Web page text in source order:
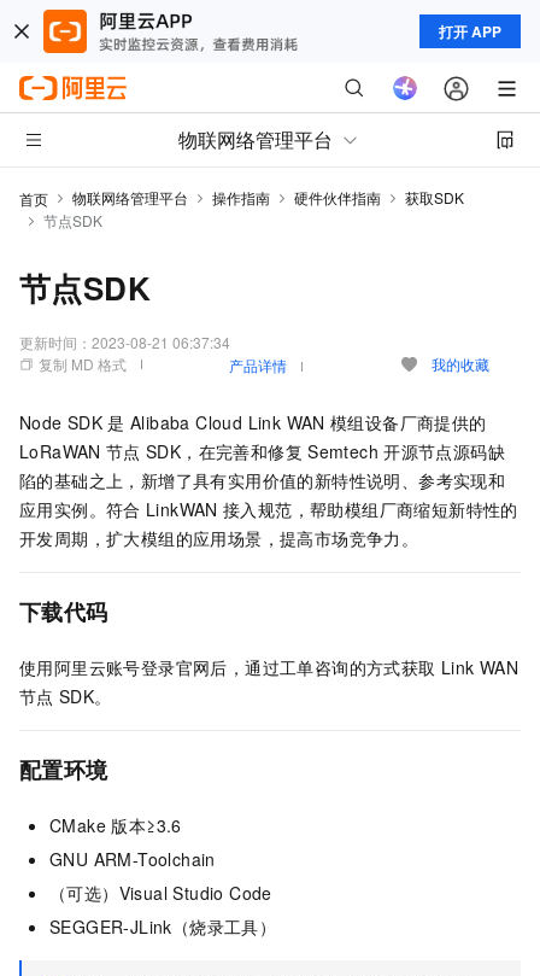
打开 APP
物联网络管理平台
首页 物联网络管理平台 操作指南 硬件伙伴指南
获取SDK
节点SDK
节点SDK
更新时间： 2023-08-21 06:37:34
复制 MD 格式
产品详情 我的收藏
Node SDK 是 Alibaba Cloud Link WAN 模组设备厂商提供的
LoRaWAN 节点 SDK，在完善和修复 Semtech 开源节点源码缺
陷的基础之上，新增了具有实用价值的新特性说明、参考实现和
应用实例。符合 LinkWAN 接入规范，帮助模组厂商缩短新特性的
开发周期，扩大模组的应用场景，提高市场竞争力。
下载代码
使用阿里云账号登录官网后，通过工单咨询的方式获取 Link WAN
节点 SDK。
配置环境
CMake 版本≥3.6
GNU ARM-Toolchain
（可选）Visual Studio Code
SEGGER-JLink（烧录工具）